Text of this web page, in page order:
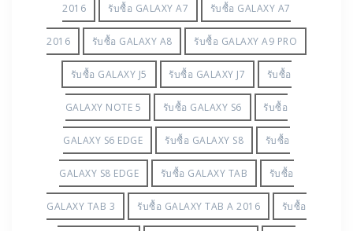
2016 รับซื้อ GALAXY A7 รับซื้อ GALAXY A7
2016 รับซื้อ GALAXY A8 รับซื้อ GALAXY A9 PRO
รับซื้อ GALAXY J5 รับซื้อ GALAXY J7 รับซื้อ
GALAXY NOTE 5 รับซื้อ GALAXY S6 รับซื้อ
GALAXY S6 EDGE รับซื้อ GALAXY S8 รับซื้อ
GALAXY S8 EDGE รับซื้อ GALAXY TAB รับซื้อ
GALAXY TAB 3 รับซื้อ GALAXY TAB A 2016 รับซื้อ